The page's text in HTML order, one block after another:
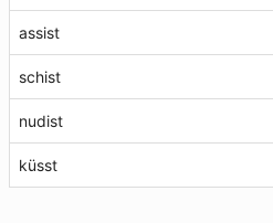
assist
schist
nudist
küsst